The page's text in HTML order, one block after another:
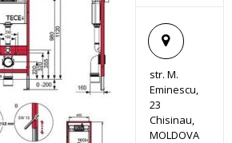
str. M.
Eminescu,
23
Chisinau,
MOLDOVA